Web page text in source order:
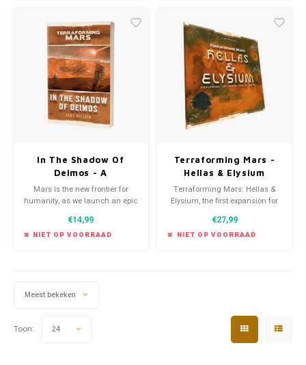
In The Shadow Of
Deimos - A
Terraforming Mars
Novel (EN)
Mars is the new frontier for
humanity, as we launch an epic
exploration set in the award-
winning Terraforming
€14,99
NIET OP VOORRAAD
Terraforming Mars -
Hellas & Elysium
expansion (EN)
Terraforming Mars: Hellas &
Elysium, the first expansion for
a double-sided game board
presenting two new areas of
€27,99
NIET OP VOORRAAD
Meest bekeken
Toon: 24